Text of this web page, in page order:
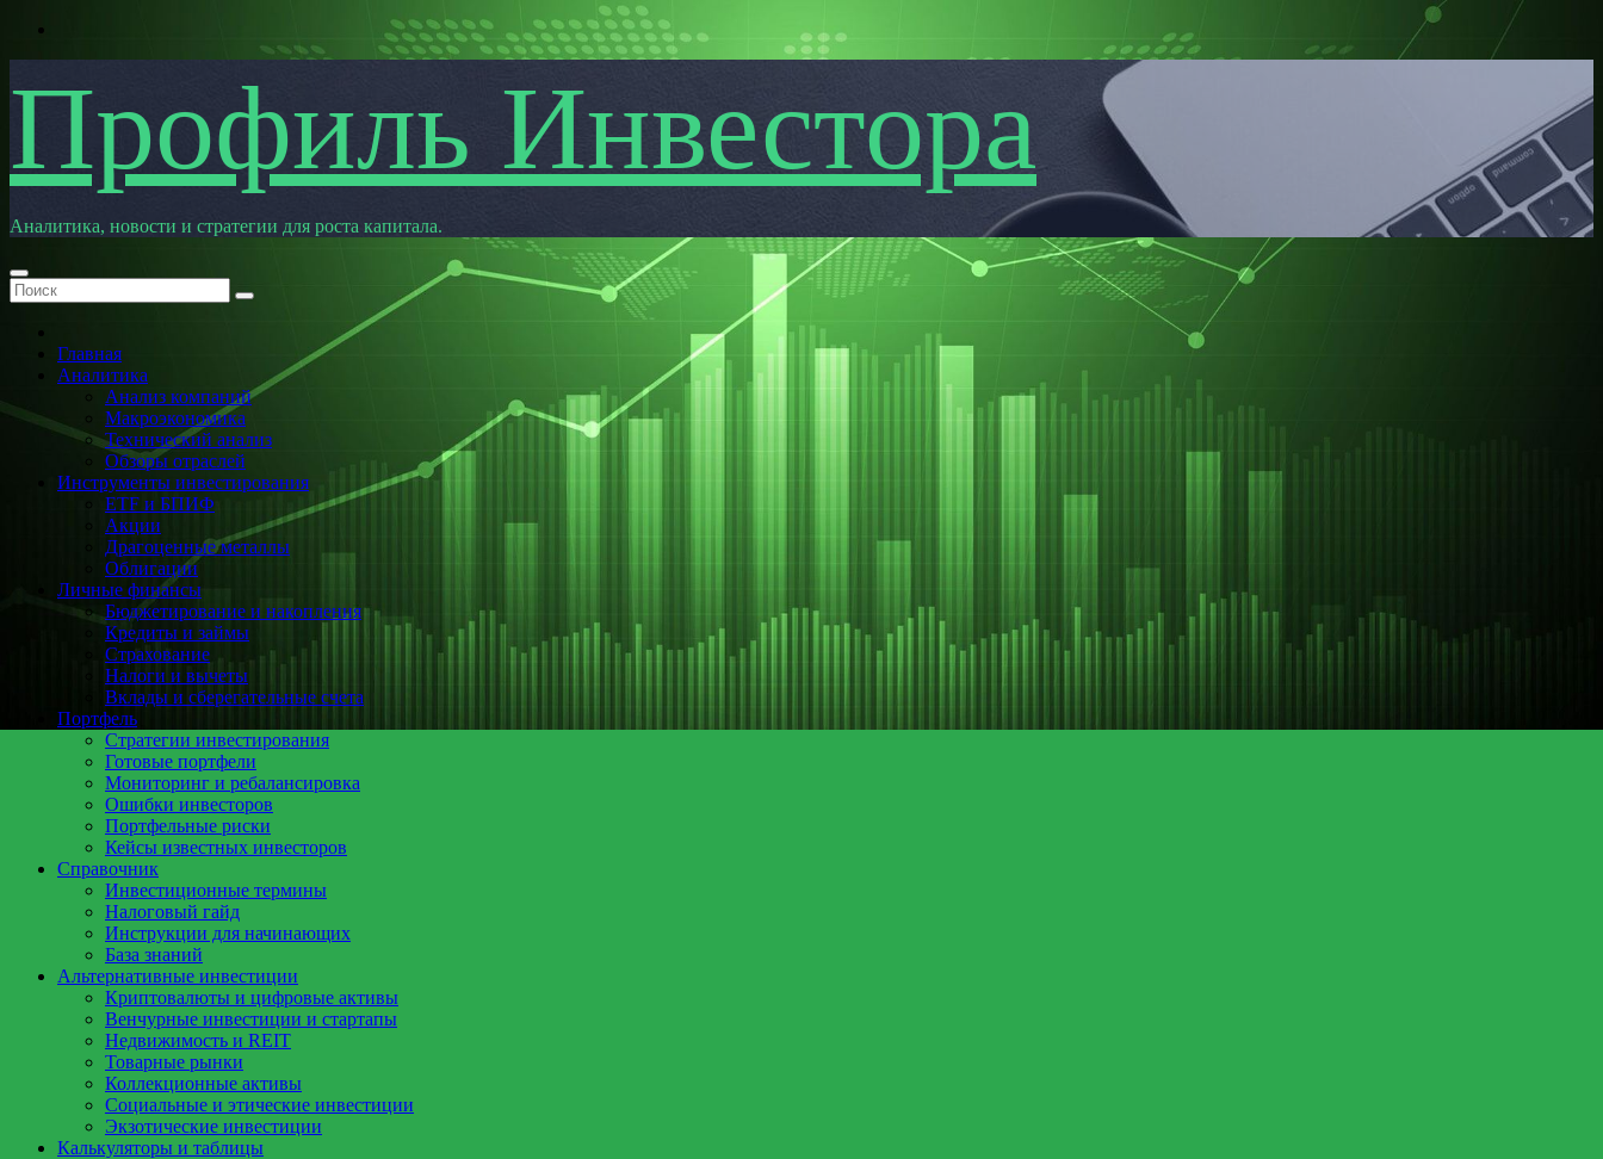
Перейти
Профиль Инвестора
Аналитика, новости и стратегии для роста капитала.
Главная
Аналитика
Анализ компаний
Макроэкономика
Технический анализ
Обзоры отраслей
Инструменты инвестирования
ETF и БПИФ
Акции
Драгоценные металлы
Облигации
Личные финансы
Бюджетирование и накопления
Кредиты и займы
Страхование
Налоги и вычеты
Вклады и сберегательные счета
Портфель
Стратегии инвестирования
Готовые портфели
Мониторинг и ребалансировка
Ошибки инвесторов
Портфельные риски
Кейсы известных инвесторов
Справочник
Инвестиционные термины
Налоговый гайд
Инструкции для начинающих
База знаний
Альтернативные инвестиции
Криптовалюты и цифровые активы
Венчурные инвестиции и стартапы
Недвижимость и REIT
Товарные рынки
Коллекционные активы
Социальные и этические инвестиции
Экзотические инвестиции
Калькуляторы и таблицы